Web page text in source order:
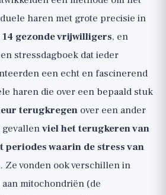
haren met grote precisie in
14 gezonde vrijwilligers, en
stressdagboek dat ieder
een echt en fascinerend
haren die over een bepaald stuk
terugkregen over een ander
gevallenviel het terugkeren van
periodes waarin de stress van
. Ze vonden ook verschillen in
mitochondriën (de